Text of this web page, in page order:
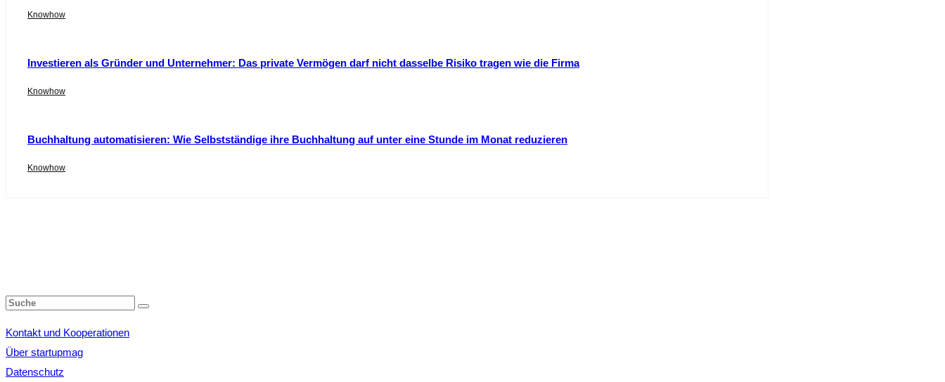
Knowhow
Investieren als Gründer und Unternehmer: Das private Vermögen darf nicht dasselbe Risiko tragen wie die Firma
Knowhow
Buchhaltung automatisieren: Wie Selbstständige ihre Buchhaltung auf unter eine Stunde im Monat reduzieren
Knowhow
Kontakt und Kooperationen
Über startupmag
Datenschutz